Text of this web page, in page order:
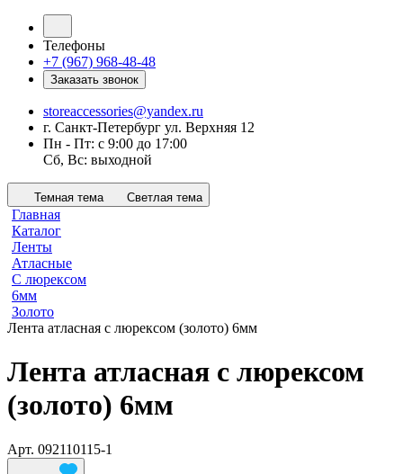
Телефоны
+7 (967) 968-48-48
Заказать звонок
storeaccessories@yandex.ru
г. Санкт-Петербург ул. Верхняя 12
Пн - Пт: с 9:00 до 17:00
Сб, Вс: выходной
Темная тема Светлая тема
Главная
Каталог
Ленты
Атласные
С люрексом
6мм
Золото
Лента атласная с люрексом (золото) 6мм
Лента атласная с люрексом
(золото) 6мм
Арт. 092110115-1